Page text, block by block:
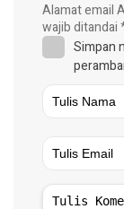
Alamat email
wajib ditandai
Simpan